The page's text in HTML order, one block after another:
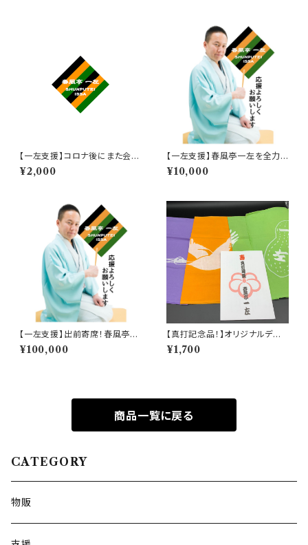
【一左支援】コロナ後にまた会い
ましょう券 2,000円
¥2,000
【一左支援】春風亭一左を全力で
応援 !! 10,000円
¥10,000
【一左支援】出前寄席！春風亭一
左を全力で応援 !! 100,000円
¥100,000
【真打記念品！】オリジナルデザ
イン 手拭い
¥1,700
商品一覧に戻る
CATEGORY
物販